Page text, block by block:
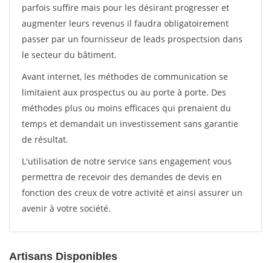
parfois suffire mais pour les désirant progresser et
augmenter leurs revenus il faudra obligatoirement
passer par un fournisseur de leads prospectsion dans
le secteur du bâtiment.
Avant internet, les méthodes de communication se
limitaient aux prospectus ou au porte à porte. Des
méthodes plus ou moins efficaces qui prenaient du
temps et demandait un investissement sans garantie
de résultat.
L'utilisation de notre service sans engagement vous
permettra de recevoir des demandes de devis en
fonction des creux de votre activité et ainsi assurer un
avenir à votre société.
Artisans Disponibles